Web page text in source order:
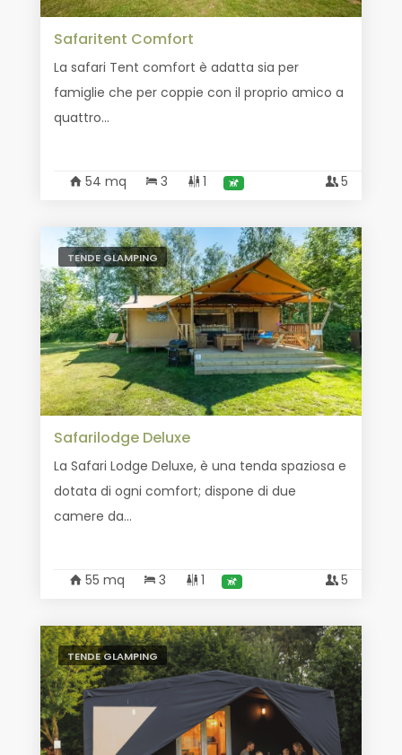
Safaritent Comfort
La safari Tent comfort è adatta sia per
famiglie che per coppie con il proprio amico a
quattro...
54 mq 3 1 5
TENDE GLAMPING
Safarilodge Deluxe
La Safari Lodge Deluxe, è una tenda spaziosa e
dotata di ogni comfort; dispone di due
camere da...
55 mq 3 1 5
TENDE GLAMPING